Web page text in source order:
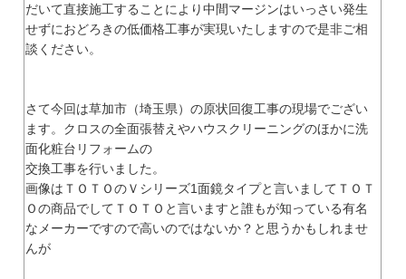
だいて直接施工することにより中間マージンはいっさい発生
せずにおどろきの低価格工事が実現いたしますので是非ご相
談ください。
さて今回は草加市（埼玉県）の原状回復工事の現場でござい
ます。クロスの全面張替えやハウスクリーニングのほかに洗
面化粧台リフォームの
交換工事を行いました。
画像はＴＯＴＯのＶシリーズ1面鏡タイプと言いましてＴＯＴ
Ｏの商品でしてＴＯＴＯと言いますと誰もが知っている有名
なメーカーですので高いのではないか？と思うかもしれませ
んが